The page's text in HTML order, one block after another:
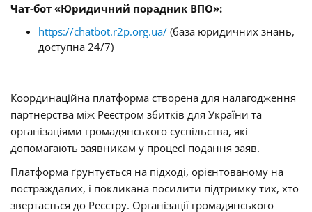
Чат-бот «Юридичний порадник ВПО»:
https://chatbot.r2p.org.ua/ (база юридичних знань,
доступна 24/7)
Координаційна платформа створена для налагодження
партнерства між Реєстром збитків для України та
організаціями громадянського суспільства, які
допомагають заявникам у процесі подання заяв.
Платформа ґрунтується на підході, орієнтованому на
постраждалих, і покликана посилити підтримку тих, хто
звертається до Реєстру. Організації громадянського